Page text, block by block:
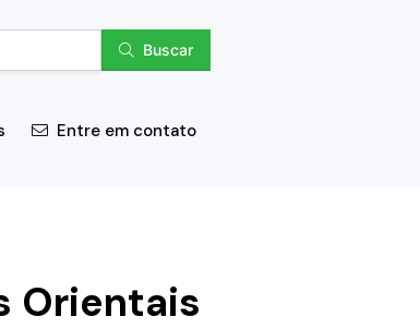
Buscar
Entre em contato
Orientais